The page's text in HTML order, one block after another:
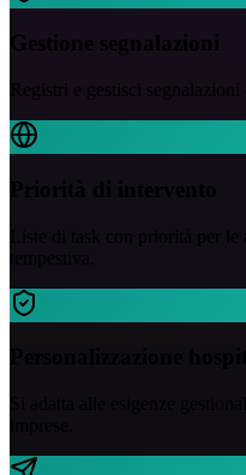
Gestione segnalazioni
Registri e gestisci